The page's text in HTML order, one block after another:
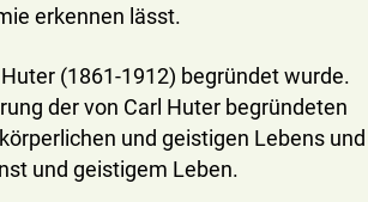
erkennen lässt.
(1861-1912) begründet wurde.
der von Carl Huter begründeten
und geistigen Lebens und
und geistigem Leben.